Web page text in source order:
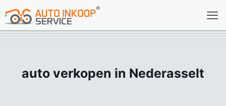
auto verkopen in Nederasselt